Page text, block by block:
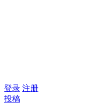
登录 注册
投稿